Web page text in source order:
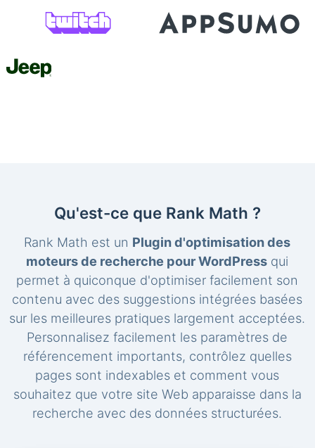
Qu'est-ce que Rank Math ?
Rank Math est un Plugin d'optimisation des
moteurs de recherche pour WordPress qui
permet à quiconque d'optimiser facilement son
contenu avec des suggestions intégrées basées
sur les meilleures pratiques largement acceptées.
Personnalisez facilement les paramètres de
référencement importants, contrôlez quelles
pages sont indexables et comment vous
souhaitez que votre site Web apparaisse dans la
recherche avec des données structurées.